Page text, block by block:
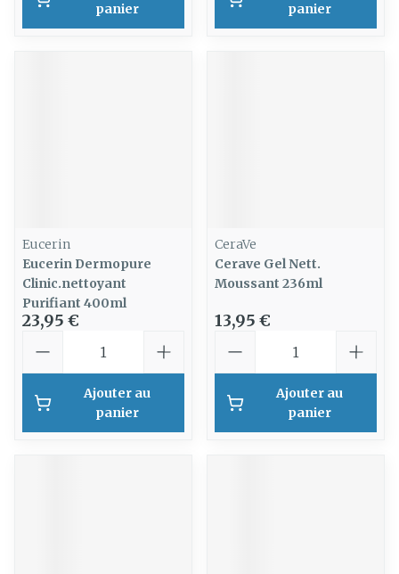
panier
panier
Eucerin
Eucerin Dermopure
Clinic.nettoyant
Purifiant 400ml
23,95 €
Ajouter au
panier
CeraVe
Cerave Gel Nett.
Moussant 236ml
13,95 €
Ajouter au
panier